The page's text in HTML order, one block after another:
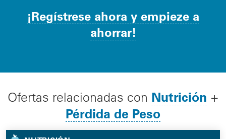
¡Regístrese ahora y empieze a
ahorrar!
Ofertas relacionadas con Nutrición +
Pérdida de Peso